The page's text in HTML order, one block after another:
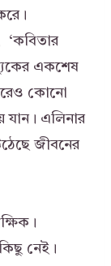
‘কবিতার
একশেষ
কোনো
এলিনার
জীবনের
নেই।